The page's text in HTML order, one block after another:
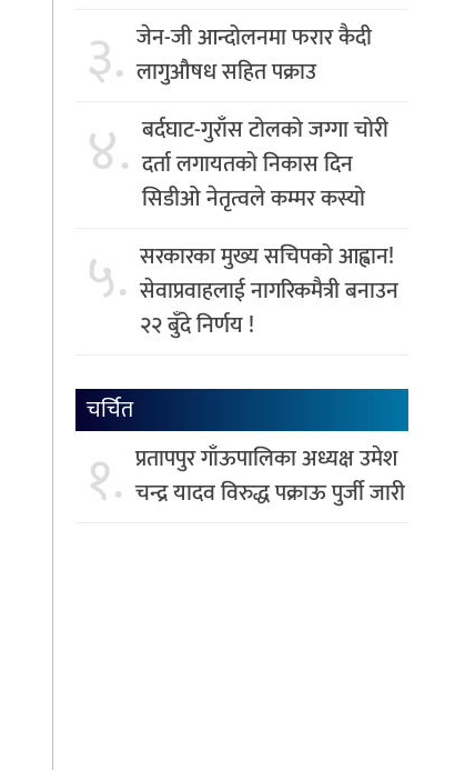
३. जेन-जी आन्दोलनमा फरार कैदी
लागुऔषध सहित पक्राउ
४. बर्दघाट-गुराँस टोलको जग्गा चोरी
दर्ता लगायतको निकास दिन
सिडीओ नेतृत्वले कम्मर कस्यो
५. सरकारका मुख्य सचिपको आह्वान!
सेवाप्रवाहलाई नागरिकमैत्री बनाउन
२२ बुँदे निर्णय !
चर्चित
१. प्रतापपुर गाँऊपालिका अध्यक्ष उमेश
चन्द्र यादव विरुद्ध पक्राऊ पुर्जी जारी